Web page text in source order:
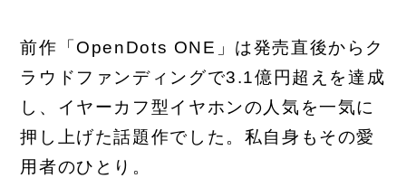
前作「OpenDots ONE」は発売直後からク
ラウドファンディングで3.1億円超えを達成
し、イヤーカフ型イヤホンの人気を一気に
押し上げた話題作でした。私自身もその愛
用者のひとり。